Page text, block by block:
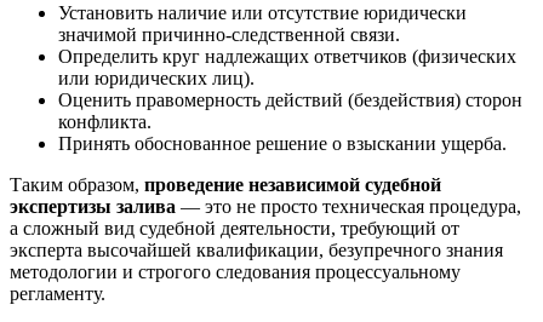
Установить наличие или отсутствие юридически
значимой причинно-следственной связи.
Определить круг надлежащих ответчиков (физических
или юридических лиц).
Оценить правомерность действий (бездействия) сторон
конфликта.
Принять обоснованное решение о взыскании ущерба.
Таким образом, проведение независимой судебной
экспертизы залива — это не просто техническая процедура,
а сложный вид судебной деятельности, требующий от
эксперта высочайшей квалификации, безупречного знания
методологии и строгого следования процессуальному
регламенту.